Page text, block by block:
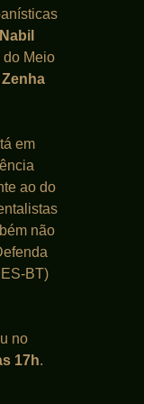
Nabil
do Meio
Zenha
em
ao do
não
BT)
no
17h.